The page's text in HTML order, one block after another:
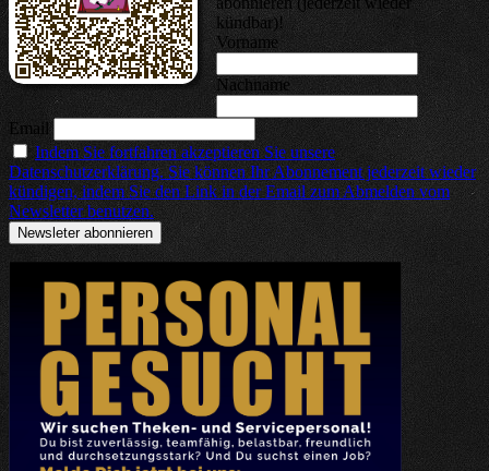
kündbar)!
Vorname
Nachname
Email
Indem Sie fortfahren akzeptieren Sie unsere
Datenschutzerklärung. Sie können Ihr Abonnement jederzeit wieder
kündigen, indem Sie den Link in der Email zum Abmelden vom
Newsletter benutzen.